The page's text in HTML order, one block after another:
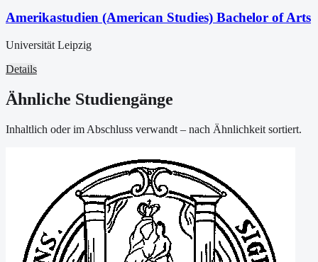
Amerikastudien (American Studies) Bachelor of Arts
Universität Leipzig
Details
Ähnliche Studiengänge
Inhaltlich oder im Abschluss verwandt – nach Ähnlichkeit sortiert.